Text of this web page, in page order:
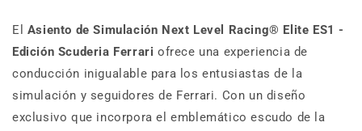
El Asiento de Simulación Next Level Racing® Elite ES1 -
Edición Scuderia Ferrari ofrece una experiencia de
conducción inigualable para los entusiastas de la
simulación y seguidores de Ferrari. Con un diseño
exclusivo que incorpora el emblemático escudo de la